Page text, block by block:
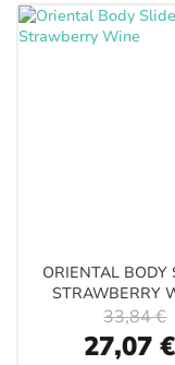
ORIENTAL BODY
STRAWBERRY
Special
Price
27,07 €
33,84 €